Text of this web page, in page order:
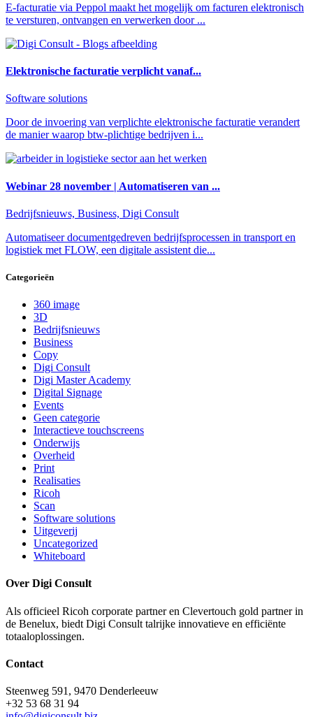
E-facturatie via Peppol maakt het mogelijk om facturen elektronisch
te versturen, ontvangen en verwerken door ...
Elektronische facturatie verplicht vanaf...
Software solutions
Door de invoering van verplichte elektronische facturatie verandert
de manier waarop btw-plichtige bedrijven i...
Webinar 28 november | Automatiseren van ...
Bedrijfsnieuws, Business, Digi Consult
Automatiseer documentgedreven bedrijfsprocessen in transport en
logistiek met FLOW, een digitale assistent die...
Categorieën
360 image
3D
Bedrijfsnieuws
Business
Copy
Digi Consult
Digi Master Academy
Digital Signage
Events
Geen categorie
Interactieve touchscreens
Onderwijs
Overheid
Print
Realisaties
Ricoh
Scan
Software solutions
Uitgeverij
Uncategorized
Whiteboard
Over Digi Consult
Als officieel Ricoh corporate partner en Clevertouch gold partner in
de Benelux, biedt Digi Consult talrijke innovatieve en efficiënte
totaaloplossingen.
Contact
Steenweg 591, 9470 Denderleeuw
+32 53 68 31 94